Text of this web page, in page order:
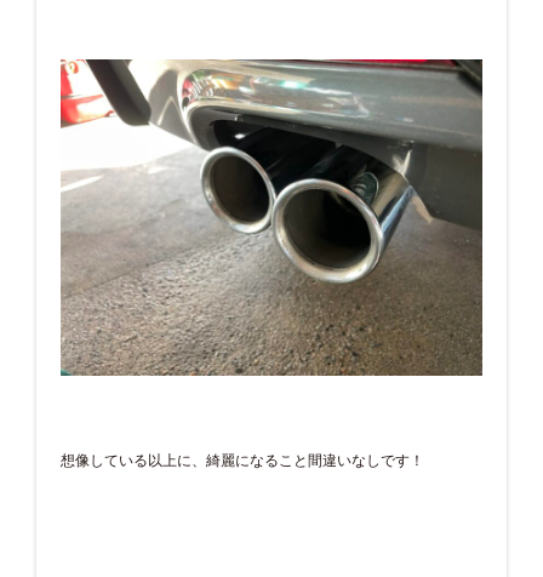
想像している以上に、綺麗になること間違いなしです！